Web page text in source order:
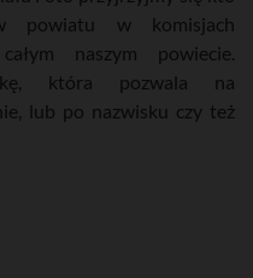
powiatu w komisjach
naszym powiecie.
która pozwala na
lub po nazwisku czy też